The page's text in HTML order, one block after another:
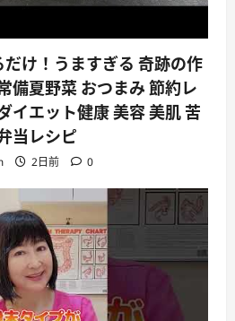
け！うますぎる 奇跡の作
備夏野菜 おつまみ 節約レ
イエット健康 美容 美肌 苦
当レシピ
2日前 0